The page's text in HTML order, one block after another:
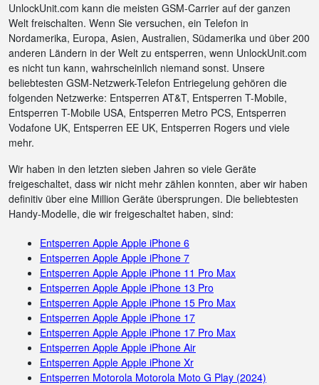
UnlockUnit.com kann die meisten GSM-Carrier auf der ganzen
Welt freischalten. Wenn Sie versuchen, ein Telefon in
Nordamerika, Europa, Asien, Australien, Südamerika und über 200
anderen Ländern in der Welt zu entsperren, wenn UnlockUnit.com
es nicht tun kann, wahrscheinlich niemand sonst. Unsere
beliebtesten GSM-Netzwerk-Telefon Entriegelung gehören die
folgenden Netzwerke: Entsperren AT&T, Entsperren T-Mobile,
Entsperren T-Mobile USA, Entsperren Metro PCS, Entsperren
Vodafone UK, Entsperren EE UK, Entsperren Rogers und viele
mehr.
Wir haben in den letzten sieben Jahren so viele Geräte
freigeschaltet, dass wir nicht mehr zählen konnten, aber wir haben
definitiv über eine Million Geräte übersprungen. Die beliebtesten
Handy-Modelle, die wir freigeschaltet haben, sind:
Entsperren Apple Apple iPhone 6
Entsperren Apple Apple iPhone 7
Entsperren Apple Apple iPhone 11 Pro Max
Entsperren Apple Apple iPhone 13 Pro
Entsperren Apple Apple iPhone 15 Pro Max
Entsperren Apple Apple iPhone 17
Entsperren Apple Apple iPhone 17 Pro Max
Entsperren Apple Apple iPhone Air
Entsperren Apple Apple iPhone Xr
Entsperren Motorola Motorola Moto G Play (2024)